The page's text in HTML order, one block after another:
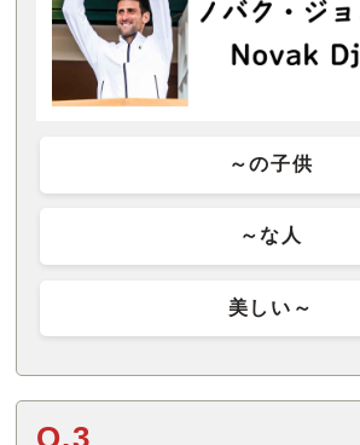
～の子供
～な人
美しい～
Q.3